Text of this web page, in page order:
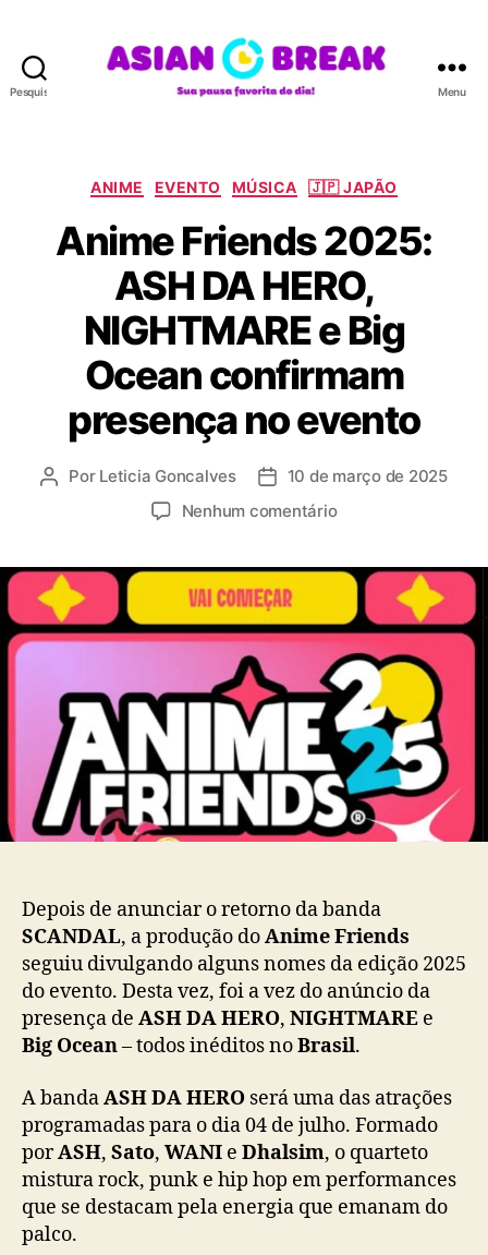
Pesquisar
A
B
R
E
A
K
Menu
C
t
e
g
o
r
i
a
ANIME EVENTO MÚSICA 🇯🇵 JAPÃO
Anime Friends 2025:
ASH DA HERO,
NIGHTMARE e Big
Ocean confirmam
presença no evento
A
r
d
o
p
Por Leticia Goncalves
D
d
e
p
u
l
a
o
10 de março de 2025
Nenhum comentárioe
m
e
F
i
e
n
d
s
2
5
:
A
S
H
D
H
E
R
O
,
N
Depois de anunciar o retorno da banda
SCANDAL, a produção doAnime Friends
seguiu divulgando alguns nomes da edição 2025
do evento. Desta vez, foi a vez do anúncio da
presença de ASH DA HERO, NIGHTMARE e
Big Ocean– todos inéditos noBrasil.
A bandaASH DA HERO será uma das atrações
programadas para o dia 04 de julho. Formado
porASH, Sato, WANI e Dhalsim, o quarteto
mistura rock, punk e hip hop em performances
que se destacam pela energia que emanam do
palco.